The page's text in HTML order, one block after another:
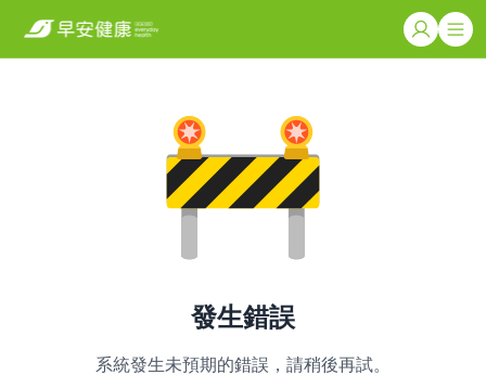
發生錯誤
系統發生未預期的錯誤，請稍後再試。